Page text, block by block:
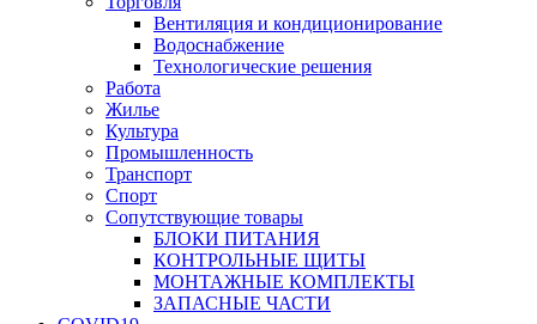
Вентиляция и кондиционирование
Водоснабжение
Технологические решения
Работа
Жилье
Культура
Промышленность
Транспорт
Спорт
Сопутствующие товары
БЛОКИ ПИТАНИЯ
КОНТРОЛЬНЫЕ ЩИТЫ
МОНТАЖНЫЕ КОМПЛЕКТЫ
ЗАПАСНЫЕ ЧАСТИ